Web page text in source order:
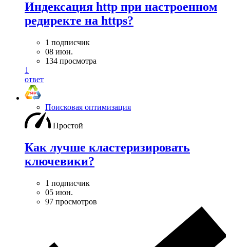
Индексация http при настроенном
редиректе на https?
1 подписчик
08 июн.
134 просмотра
1
ответ
Поисковая оптимизация
Простой
Как лучше кластеризировать
ключевики?
1 подписчик
05 июн.
97 просмотров